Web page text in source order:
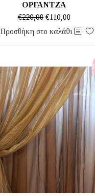
ΟΡΓΑΝΤΖΑ
€220,00 Original
price
€110,00Η
Προσθήκη στο καλάθι